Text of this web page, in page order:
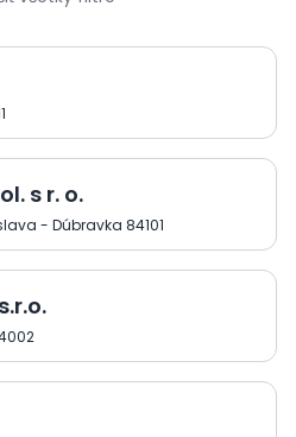
s r. o.
- Dúbravka 84101